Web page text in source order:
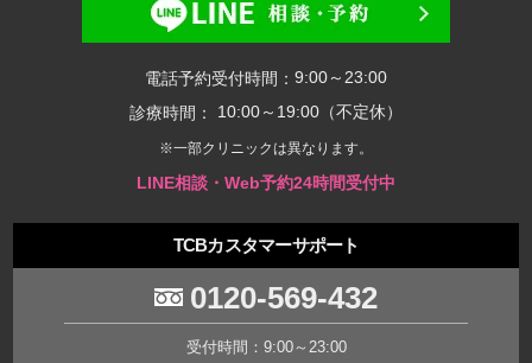
電話予約受付時間： 9:00～23:00
診療時間：
10:00～19:00（不定休）
※一部クリニックは異なります。
LINE相談・Web予約24時間受付中
TCBカスタマーサポート
0120-569-432
受付時間：9:00～23:00